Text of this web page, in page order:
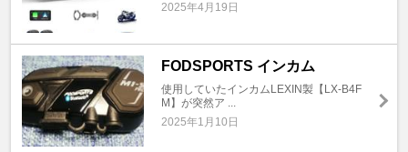
2025年4月19日
FODSPORTS インカム
使用していたインカムLEXIN製【LX-B4F
M】が突然ア ...
2025年1月10日